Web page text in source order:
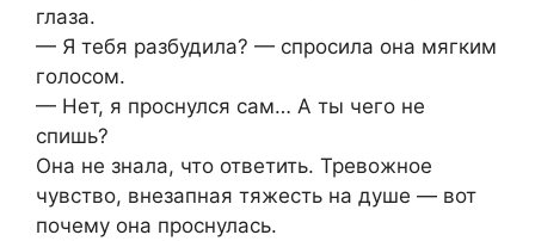
глаза.
— Я тебя разбудила? — спросила она мягким
голосом.
— Нет, я проснулся сам… А ты чего не
спишь?
Она не знала, что ответить. Тревожное
чувство, внезапная тяжесть на душе — вот
почему она проснулась.